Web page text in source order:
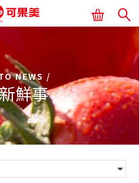
蕃茄知識
NEWS /
鮮事